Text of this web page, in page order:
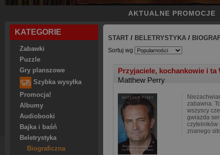
AKTUALNE PROMOCJE
KATEGORIE
Zabawki
Puzzle
Gry planszowe
Szybka wysyłka
Promocja!
Albumy
Audiobooki
Bajka i baśń
Beletrystyka
Biograficzna
START / BELETRYSTYKA /
Sortuj wg
Przyjaciele, kochankowie i
Matthew Perry
zabawna.
wszyscy
gwiazda
czytelników
znanego